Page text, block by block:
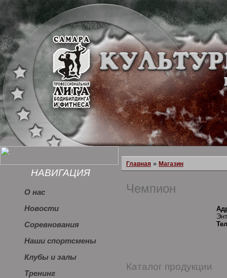
НАВИГАЦИЯ
О нас
Новости
Соревнования
Наши спортсмены
Клубы и залы
Тренинг
Главная » Магазин
Чемпион
Каталог продукции